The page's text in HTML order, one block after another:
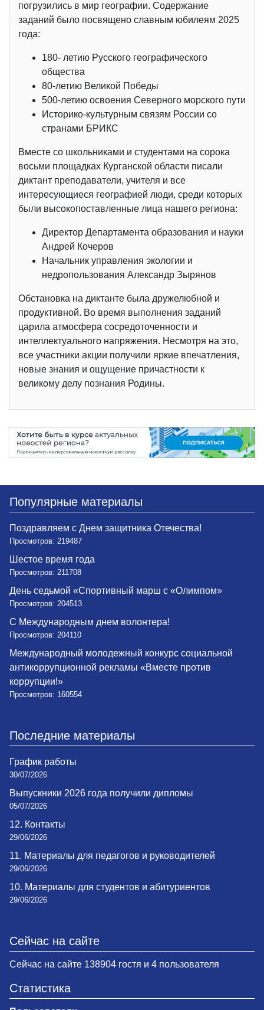
погрузились в мир географии. Содержание
заданий было посвящено славным юбилеям 2025
года:
180- летию Русского географического
общества
80-летию Великой Победы
500-летию освоения Северного морского пути
Историко-культурным связям России со
странами БРИКС
Вместе со школьниками и студентами на сорока
восьми площадках Курганской области писали
диктант преподаватели, учителя и все
интересующиеся географией люди, среди которых
были высокопоставленные лица нашего региона:
Директор Департамента образования и науки
Андрей Кочеров
Начальник управления экологии и
недропользования Александр Зырянов
Обстановка на диктанте была дружелюбной и
продуктивной. Во время выполнения заданий
царила атмосфера сосредоточенности и
интеллектуального напряжения. Несмотря на это,
все участники акции получили яркие впечатления,
новые знания и ощущение причастности к
великому делу познания Родины.
Популярные материалы
Поздравляем с Днем защитника Отечества!
Просмотров: 219487
Шестое время года
Просмотров: 211708
День седьмой «Спортивный марш с «Олимпом»
Просмотров: 204513
С Международным днем волонтера!
Просмотров: 204110
Международный молодежный конкурс социальной
антикоррупционной рекламы «Вместе против
коррупции!»
Просмотров: 160554
Последние материалы
График работы
30/07/2026
Выпускники 2026 года получили дипломы
05/07/2026
12. Контакты
29/06/2026
11. Материалы для педагогов и руководителей
29/06/2026
10. Материалы для студентов и абитуриентов
29/06/2026
Сейчас на сайте
Сейчас на сайте 138904 гостя и 4 пользователя
Статистика